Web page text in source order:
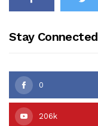
Stay Connected
0
206k